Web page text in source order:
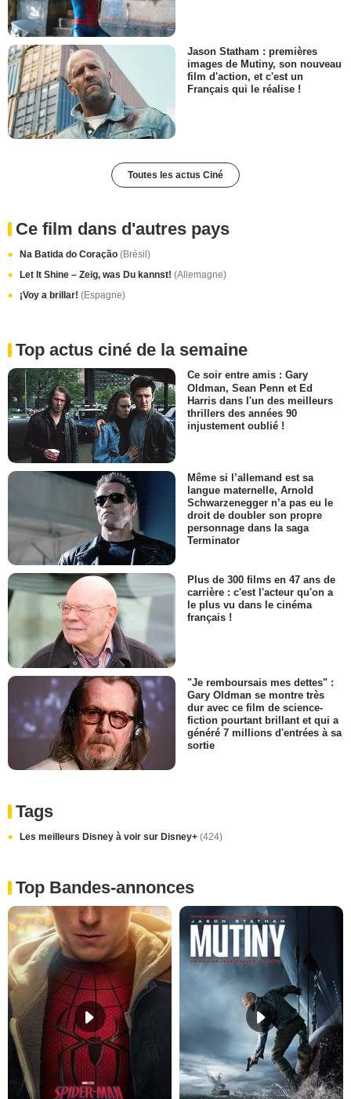
Jason Statham : premières
images de Mutiny, son nouveau
film d'action, et c'est un
Français qui le réalise !
Toutes les actus Ciné
Ce film dans d'autres pays
Na Batida do Coração (Brésil)
Let It Shine – Zeig, was Du kannst! (Allemagne)
¡Voy a brillar! (Espagne)
Top actus ciné de la semaine
Ce soir entre amis : Gary
Oldman, Sean Penn et Ed
Harris dans l'un des meilleurs
thrillers des années 90
injustement oublié !
Même si l’allemand est sa
langue maternelle, Arnold
Schwarzenegger n’a pas eu le
droit de doubler son propre
personnage dans la saga
Terminator
Plus de 300 films en 47 ans de
carrière : c'est l'acteur qu'on a
le plus vu dans le cinéma
français !
"Je remboursais mes dettes" :
Gary Oldman se montre très
dur avec ce film de science-
fiction pourtant brillant et qui a
généré 7 millions d'entrées à sa
sortie
Tags
Les meilleurs Disney à voir sur Disney+ (424)
Top Bandes-annonces